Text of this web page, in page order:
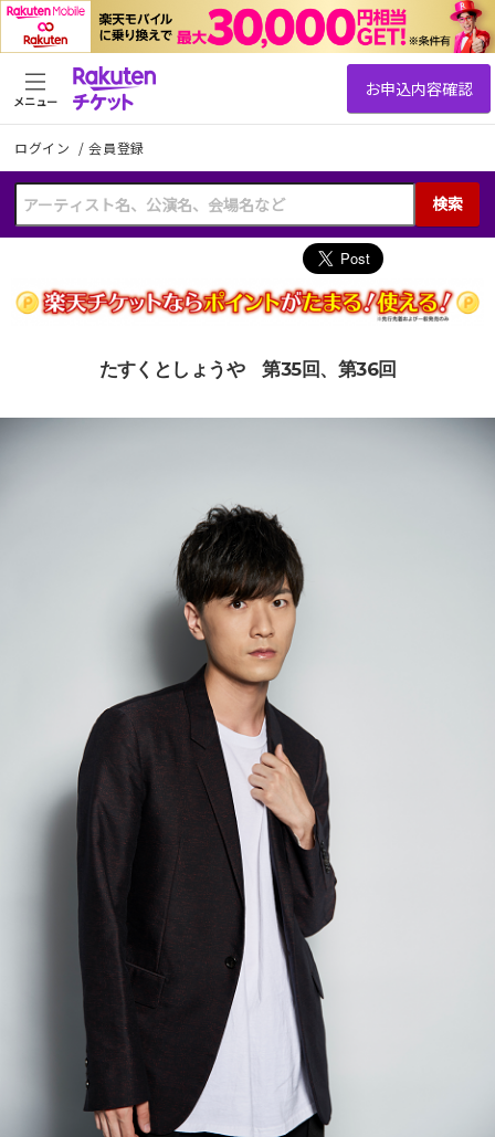
ログイン /会員登録
検索
メニュー
たすくとしょうや 第35回、第36回